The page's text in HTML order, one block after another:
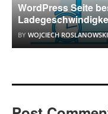
WordPress Seite
BY WOJCIECH ROSLANOWSKI